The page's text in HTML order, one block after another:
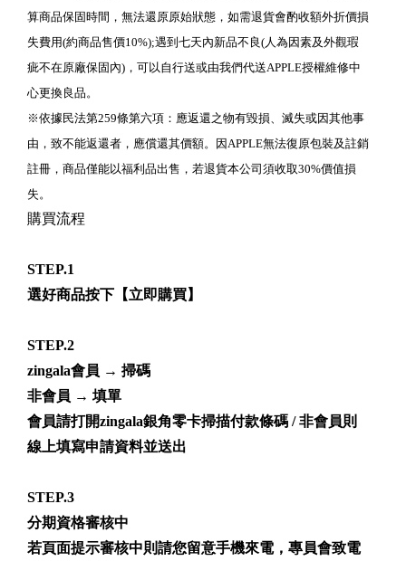
算商品保固時間，無法還原原始狀態，如需退貨會酌收額外折價損
失費用(約商品售價10%);遇到七天內新品不良(人為因素及外觀瑕
疵不在原廠保固內)，可以自行送或由我們代送APPLE授權維修中
心更換良品。
※依據民法第259條第六項：應返還之物有毀損、滅失或因其他事
由，致不能返還者，應償還其價額。因APPLE無法復原包裝及註銷
註冊，商品僅能以福利品出售，若退貨本公司須收取30%價值損
失。
購買流程
STEP.1
選好商品按下【立即購買】
STEP.2
zingala會員 → 掃碼
非會員 → 填單
會員請打開zingala銀角零卡掃描付款條碼 / 非會員則
線上填寫申請資料並送出
STEP.3
分期資格審核中
若頁面提示審核中則請您留意手機來電，專員會致電